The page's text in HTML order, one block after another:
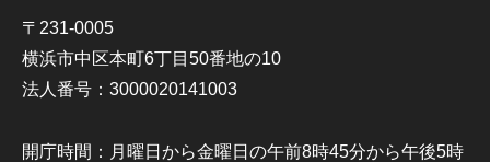
〒231-0005
横浜市中区本町6丁目50番地の10
法人番号：3000020141003
開庁時間：月曜日から金曜日の午前8時45分から午後5時